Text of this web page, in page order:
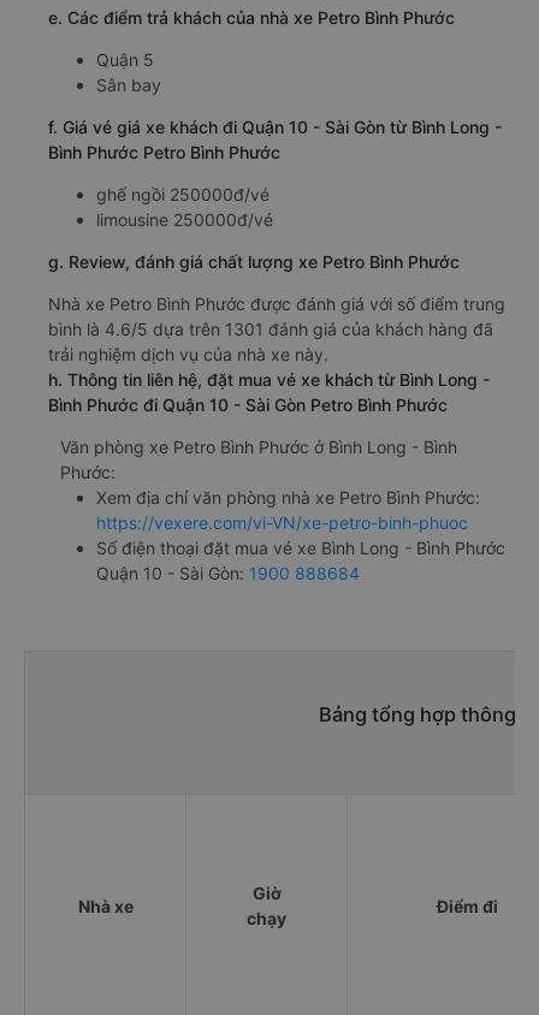
e. Các điểm trả khách của nhà xe Petro Bình Phước
Quận 5
Sân bay
f. Giá vé giá xe khách đi Quận 10 - Sài Gòn từ Bình Long -
Bình Phước Petro Bình Phước
ghế ngồi 250000đ/vé
limousine 250000đ/vé
g. Review, đánh giá chất lượng xe Petro Bình Phước
Nhà xe Petro Bình Phước được đánh giá với số điểm trung
bình là 4.6/5 dựa trên 1301 đánh giá của khách hàng đã
trải nghiệm dịch vụ của nhà xe này.
h. Thông tin liên hệ, đặt mua vé xe khách từ Bình Long -
Bình Phước đi Quận 10 - Sài Gòn Petro Bình Phước
Văn phòng xe Petro Bình Phước ở Bình Long - Bình
Phước:
Xem địa chỉ văn phòng nhà xe Petro Bình Phước:
https://vexere.com/vi-VN/xe-petro-binh-phuoc
Số điện thoại đặt mua vé xe Bình Long - Bình Phước
Quận 10 - Sài Gòn: 1900 888684
Bảng tổng hợp thông
Nhà xe
Giờ
chạy
Điểm đi